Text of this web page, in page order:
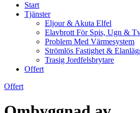
Start
Tjänster
Eljour & Akuta Elfel
Elavbrott För Spis, Ugn &
Problem Med Värmesystem
Strömlös Fastighet &
Trasig Jordfelsbrytare
Offert
Offert